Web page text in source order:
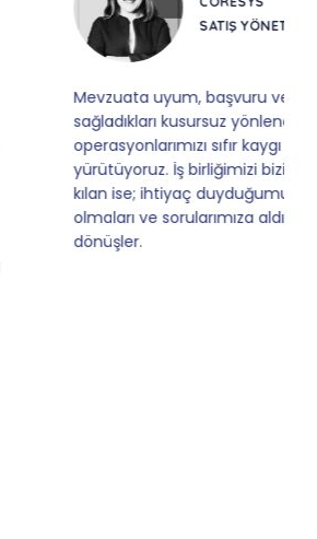
SATIŞ YÖNETICISI
başvuru ve izleme adımlarında
yönlendirme sayesinde artık
sıfır kaygı ve tam güvenle
bizim için asıl değerli
duyduğumuz her an ulaşılabilir
aldığımız hızlı geri